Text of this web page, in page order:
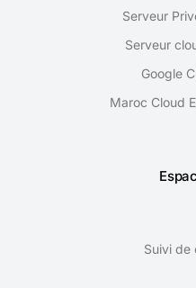
Serveur
Serveur
Google
Maroc Cloud
Suivi de